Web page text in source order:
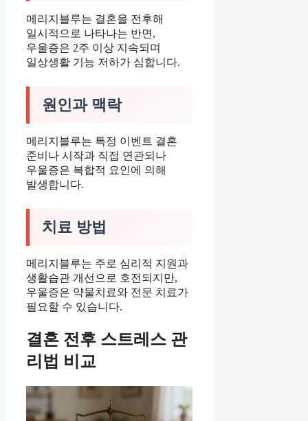
메리지블루는 결혼을 전후해
일시적으로 나타나는 반면,
우울증은 2주 이상 지속되며
일상생활 기능 저하가 심합니다.
원인과 맥락
메리지블루는 특정 이벤트 결혼
준비나 시작과 직접 연관되나
우울증은 복합적 요인에 의해
발생합니다.
치료 방법
메리지블루는 주로 심리적 지원과
생활습관 개선으로 호전되지만,
우울증은 약물치료와 전문 치료가
필요할 수 있습니다.
결혼 전후 스트레스 관
리법 비교